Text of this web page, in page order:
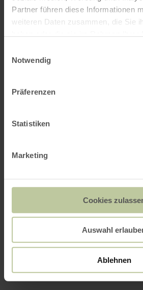
Partner führen diese Informationen
weiteren Daten zusammen, die Sie
Notwendig
Präferenzen
Statistiken
Marketing
Cookies
Auswahl
Ablehnen